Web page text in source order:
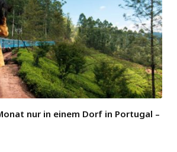
nur in einem Dorf in Portugal –